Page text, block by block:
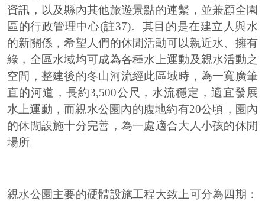
資訊，以及縣內其他旅遊景點的連繫，並兼顧全園
區的行政管理中心(註37)。其目的是在建立人與水
的新關係，希望人們的休閒活動可以親近水、擁有
綠，全區水域均可成為各種水上運動及親水活動之
空間，整建後的冬山河流經此區域時，為一寬廣筆
直的河道，長約3,500公尺，水流穩定，適宜發展
水上運動，而親水公園內的腹地約有20公頃，園內
的休閒設施十分完善，為一處適合大人小孩的休閒
場所。
親水公園主要的硬體設施工程大致上可分為四期：